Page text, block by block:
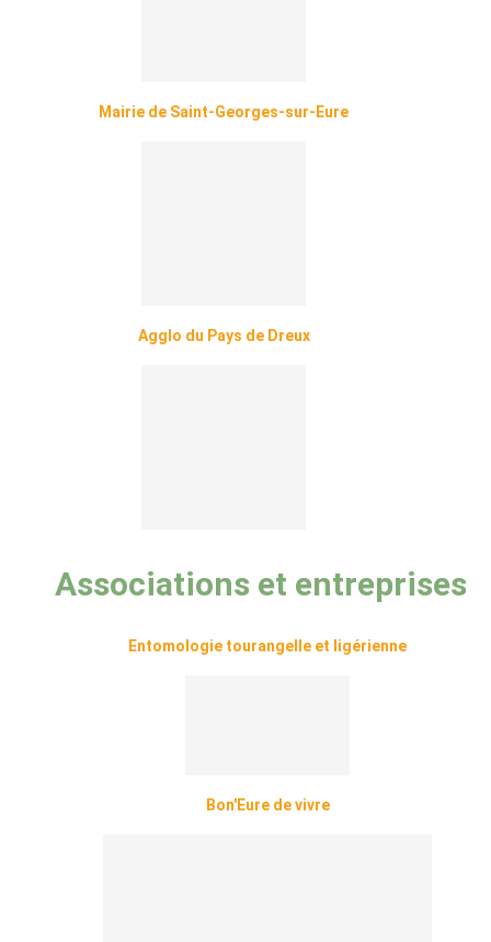
Mairie de Saint-Georges-sur-Eure
Agglo du Pays de Dreux
Associations et entreprises
Entomologie tourangelle et ligérienne
Bon'Eure de vivre